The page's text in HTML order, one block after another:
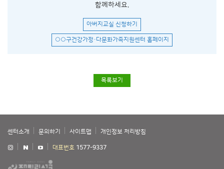
함께하세요.
아버지교실 신청하기
○○구건강가정·다문화가족지원센터 홈페이지
목록보기
센터소개 문의하기 사이트맵 개인정보 처리방침
대표번호 1577-9337